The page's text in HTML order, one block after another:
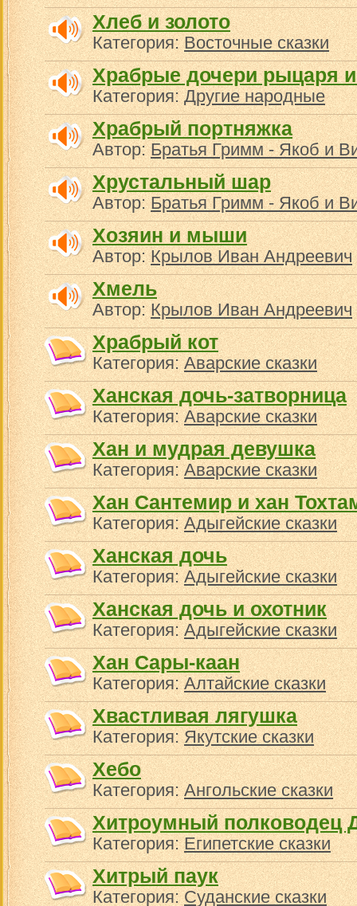
Хлеб и золото
Категория:Восточные сказки
Храбрые дочери рыцаря
Категория:Другие народные
Храбрый портняжка
Автор:Братья Гримм - Якоб и
Хрустальный шар
Автор:Братья Гримм - Якоб и
Хозяин и мыши
Автор:Крылов Иван Андреевич
Хмель
Автор:Крылов Иван Андреевич
Храбрый кот
Категория:Аварские сказки
Ханская дочь-затворница
Категория:Аварские сказки
Хан и мудрая девушка
Категория:Аварские сказки
Хан Сантемир и хан
Категория:Адыгейские сказки
Ханская дочь
Категория:Адыгейские сказки
Ханская дочь и охотник
Категория:Адыгейские сказки
Хан Сары-каан
Категория:Алтайские сказки
Хвастливая лягушка
Категория:Якутские сказки
Хебо
Категория:Ангольские сказки
Хитроумный полководец
Категория:Египетские сказки
Хитрый паук
Категория:Суданские сказки